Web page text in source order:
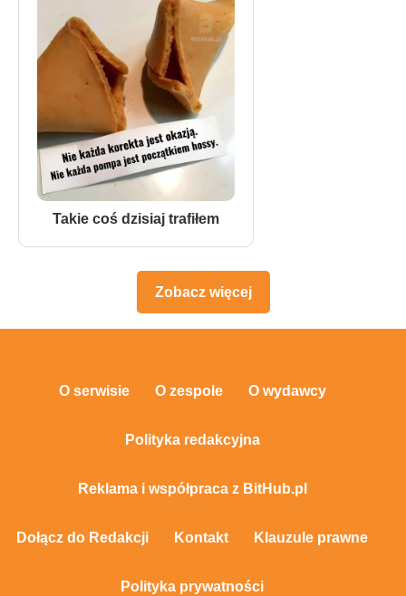
Takie coś dzisiaj trafiłem
Zobacz więcej
O serwisie O zespole O wydawcy
Polityka redakcyjna
Reklama i współpraca z BitHub.pl
Dołącz do Redakcji Kontakt Klauzule prawne
Polityka prywatności